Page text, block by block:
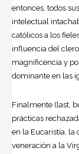
entonces, todos
intelectual
católicos a los
influencia del
magnificencia y
dominante en las
Finalmente (last,
prácticas
en la Eucaristía, la
veneración a la